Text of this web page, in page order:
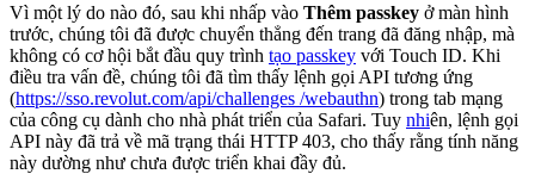
Vì một lý do nào đó, sau khi nhấp vào Thêm passkey ở màn hình
trước, chúng tôi đã được chuyển thẳng đến trang đã đăng nhập, mà
không có cơ hội bắt đầu quy trình tạo passkey với Touch ID. Khi
điều tra vấn đề, chúng tôi đã tìm thấy lệnh gọi API tương ứng
(https://sso.revolut.com/api/challenges /webauthn) trong tab mạng
của công cụ dành cho nhà phát triển của Safari. Tuy nhiên, lệnh gọi
API này đã trả về mã trạng thái HTTP 403, cho thấy rằng tính năng
này dường như chưa được triển khai đầy đủ.